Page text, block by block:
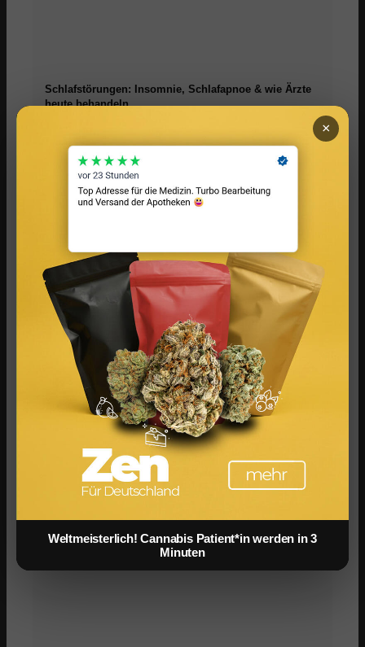
Schlafstörungen: Insomnie, Schlafapnoe & wie Ärzte
heute behandeln
Melatonin: Wirkung, Dosierung & wann es beim
Schlafen wirklich hilft
Schlafhygiene: 10 Regeln für besseren Schlaf –
Weltmeisterlich! Cannabis Patient*in werden in 3
Minuten
×